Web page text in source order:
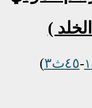
)
-٤٥ث٣ )